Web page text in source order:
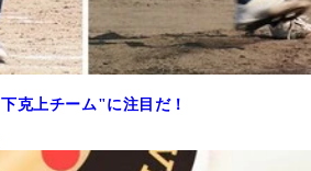
克上チーム"に注目だ！